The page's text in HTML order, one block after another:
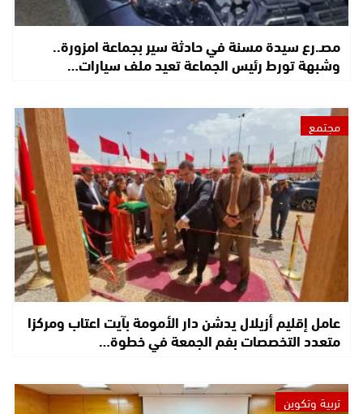
مصـ.رع سيدة مسنة في حادثة سير بجماعة امزورة..
وشبهة تورط رئيس الجماعة تعيد ملف سيارات…
مجتمع
عامل إقليم أزيلال يدشن دار الأمومة بآيت اعتاب ومركزا
متعدد التخصصات بفم الجمعة في خطوة…
تربية وتكوين